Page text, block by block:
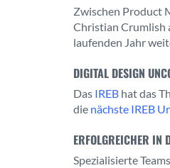
Zwischen Product
Christian Crumlish
laufenden Jahr
DIGITAL DESIGN
Das IREB hat das
die nächste IREB
ERFOLGREICHER IN
Spezialisierte